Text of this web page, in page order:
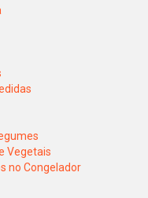
Vegetais
no Congelador